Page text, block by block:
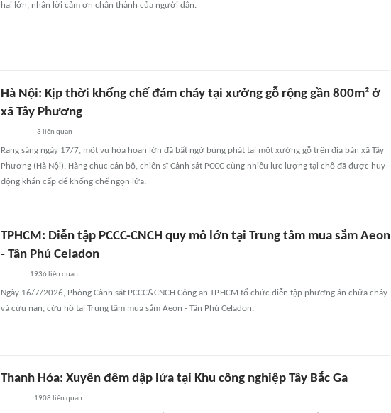
hại lớn, nhận lời cảm ơn chân thành của người dân.
Hà Nội: Kịp thời khống chế đám cháy tại xưởng gỗ rộng gần 800m² ở
xã Tây Phương
3 liên quan
Rạng sáng ngày 17/7, một vụ hỏa hoạn lớn đã bất ngờ bùng phát tại một xưởng gỗ trên địa bàn xã Tây
Phương (Hà Nội). Hàng chục cán bộ, chiến sĩ Cảnh sát PCCC cùng nhiều lực lượng tại chỗ đã được huy
động khẩn cấp để khống chế ngọn lửa.
TPHCM: Diễn tập PCCC-CNCH quy mô lớn tại Trung tâm mua sắm Aeon
- Tân Phú Celadon
1936 liên quan
Ngày 16/7/2026, Phòng Cảnh sát PCCC&CNCH Công an TP.HCM tổ chức diễn tập phương án chữa cháy
và cứu nạn, cứu hộ tại Trung tâm mua sắm Aeon - Tân Phú Celadon.
Thanh Hóa: Xuyên đêm dập lửa tại Khu công nghiệp Tây Bắc Ga
1908 liên quan